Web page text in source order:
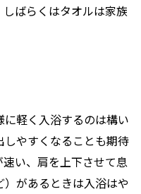
ばらくはタオルは家族
軽く入浴するのは構い
しやすくなることも期待
い、肩を上下させて息
があるときは入浴はや